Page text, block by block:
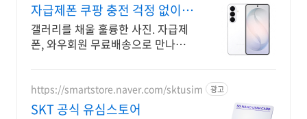
자급제폰 쿠팡 충전 걱정 없이
하루 종일
갤러리를 채울 훌륭한 사진. 자급제
폰, 와우회원 무료배송으로 만나보
처럼 담아보세요.
https://smartstore.naver.com/sktusim 광고
SKT 공식 유심스토어